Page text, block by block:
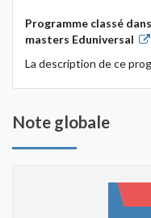
Programme classé
masters Eduniversal
La description de ce
Note globale